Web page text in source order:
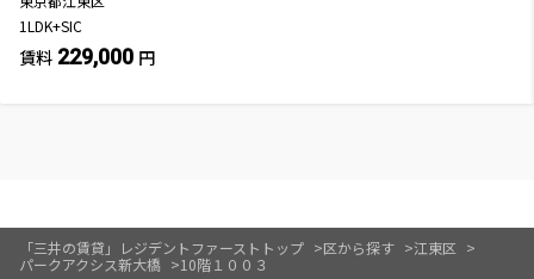
「三井の賃貸」レジデントファーストトップ 区から探す
江東区
パークアクシス新大橋
10階１００３
1LDK+SIC
賃料 229,000 円